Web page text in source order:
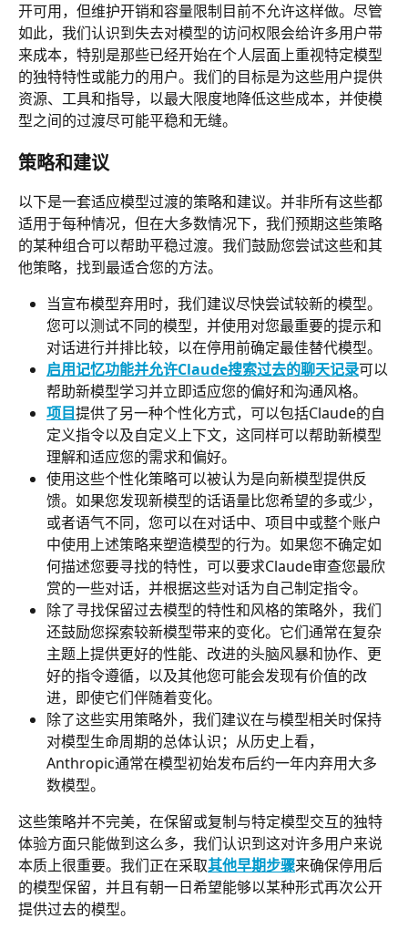
开可用，但维护开销和容量限制目前不允许这样做。尽管
如此，我们认识到失去对模型的访问权限会给许多用户带
来成本，特别是那些已经开始在个人层面上重视特定模型
的独特特性或能力的用户。我们的目标是为这些用户提供
资源、工具和指导，以最大限度地降低这些成本，并使模
型之间的过渡尽可能平稳和无缝。
策略和建议
以下是一套适应模型过渡的策略和建议。并非所有这些都
适用于每种情况，但在大多数情况下，我们预期这些策略
的某种组合可以帮助平稳过渡。我们鼓励您尝试这些和其
他策略，找到最适合您的方法。
当宣布模型弃用时，我们建议尽快尝试较新的模型。
您可以测试不同的模型，并使用对您最重要的提示和
对话进行并排比较，以在停用前确定最佳替代模型。
启用记忆功能并允许Claude搜索过去的聊天记录可以
帮助新模型学习并立即适应您的偏好和沟通风格。
项目提供了另一种个性化方式，可以包括Claude的自
定义指令以及自定义上下文，这同样可以帮助新模型
理解和适应您的需求和偏好。
使用这些个性化策略可以被认为是向新模型提供反
馈。如果您发现新模型的话语量比您希望的多或少，
或者语气不同，您可以在对话中、项目中或整个账户
中使用上述策略来塑造模型的行为。如果您不确定如
何描述您要寻找的特性，可以要求Claude审查您最欣
赏的一些对话，并根据这些对话为自己制定指令。
除了寻找保留过去模型的特性和风格的策略外，我们
还鼓励您探索较新模型带来的变化。它们通常在复杂
主题上提供更好的性能、改进的头脑风暴和协作、更
好的指令遵循，以及其他您可能会发现有价值的改
进，即使它们伴随着变化。
除了这些实用策略外，我们建议在与模型相关时保持
对模型生命周期的总体认识；从历史上看，
Anthropic通常在模型初始发布后约一年内弃用大多
数模型。
这些策略并不完美，在保留或复制与特定模型交互的独特
体验方面只能做到这么多，我们认识到这对许多用户来说
本质上很重要。我们正在采取其他早期步骤来确保停用后
的模型保留，并且有朝一日希望能够以某种形式再次公开
提供过去的模型。